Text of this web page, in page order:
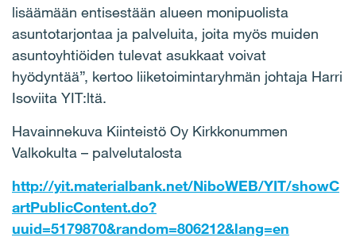
lisäämään entisestään alueen monipuolista
asuntotarjontaa ja palveluita, joita myös muiden
asuntoyhtiöiden tulevat asukkaat voivat
hyödyntää”, kertoo liiketoimintaryhmän johtaja Harri
Isoviita YIT:ltä.
Havainnekuva Kiinteistö Oy Kirkkonummen
Valkokulta – palvelutalosta
http://yit.materialbank.net/NiboWEB/YIT/showC
artPublicContent.do?
uuid=5179870&random=806212&lang=en